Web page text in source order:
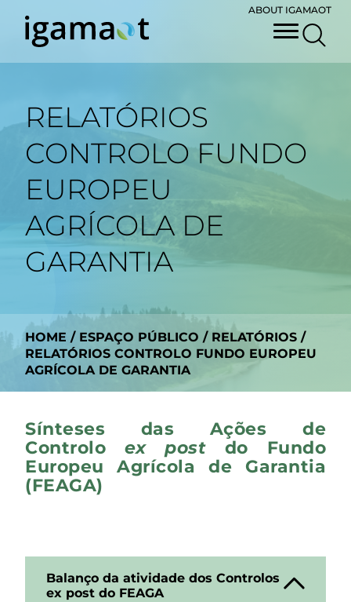
ABOUT IGAMAOT
RELATÓRIOS
CONTROLO FUNDO
EUROPEU
AGRÍCOLA DE
GARANTIA
HOME / ESPAÇO PÚBLICO / RELATÓRIOS /
RELATÓRIOS CONTROLO FUNDO EUROPEU
AGRÍCOLA DE GARANTIA
Sínteses das Ações de
Controlo ex post do Fundo
Europeu Agrícola de Garantia
(FEAGA)
Balanço da atividade dos Controlos
ex post do FEAGA